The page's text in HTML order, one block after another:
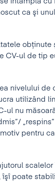
ca şi
obţinute
CV-ul de tip
nivelului de
utilizând
ul nu
pentru
scalelor
îşî poate